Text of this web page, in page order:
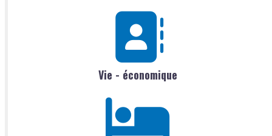
Vie - économique